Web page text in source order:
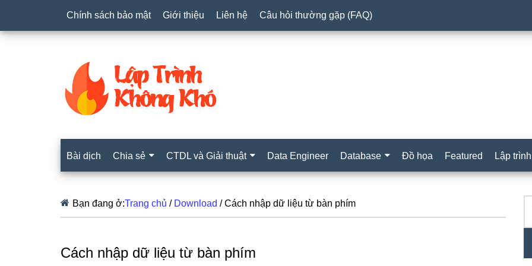
Chính sách bảo mật Giới thiệu Liên hệ Câu hỏi thường gặp (FAQ)
Bài dịch Chia sẻ CTDL và Giải thuật Data Engineer Database Đồ họa Featured Lập trình
Bạn đang ở:Trang chủ / Download /Cách nhập dữ liệu từ bàn phím
Cách nhập dữ liệu từ bàn phím